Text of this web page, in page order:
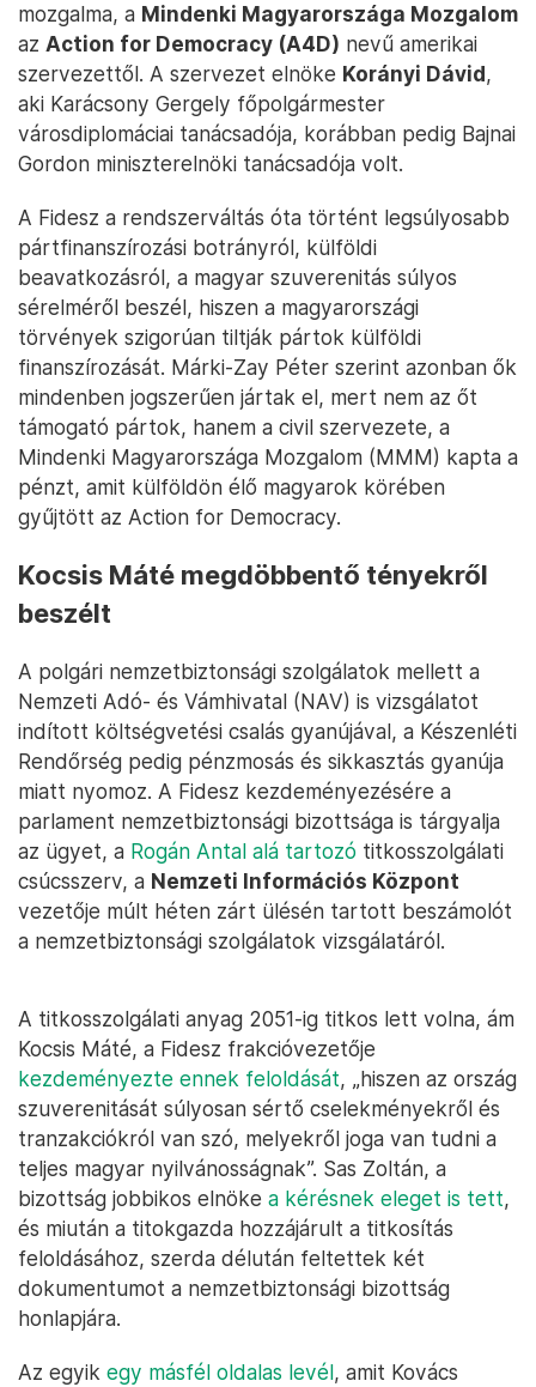
mozgalma, a Mindenki Magyarországa Mozgalom
az Action for Democracy (A4D) nevű amerikai
szervezettől. A szervezet elnöke Korányi Dávid,
aki Karácsony Gergely főpolgármester
városdiplomáciai tanácsadója, korábban pedig Bajnai
Gordon miniszterelnöki tanácsadója volt.
A Fidesz a rendszerváltás óta történt legsúlyosabb
pártfinanszírozási botrányról, külföldi
beavatkozásról, a magyar szuverenitás súlyos
sérelméről beszél, hiszen a magyarországi
törvények szigorúan tiltják pártok külföldi
finanszírozását. Márki-Zay Péter szerint azonban ők
mindenben jogszerűen jártak el, mert nem az őt
támogató pártok, hanem a civil szervezete, a
Mindenki Magyarországa Mozgalom (MMM) kapta a
pénzt, amit külföldön élő magyarok körében
gyűjtött az Action for Democracy.
Kocsis Máté megdöbbentő tényekről
beszélt
A polgári nemzetbiztonsági szolgálatok mellett a
Nemzeti Adó- és Vámhivatal (NAV) is vizsgálatot
indított költségvetési csalás gyanújával, a Készenléti
Rendőrség pedig pénzmosás és sikkasztás gyanúja
miatt nyomoz. A Fidesz kezdeményezésére a
parlament nemzetbiztonsági bizottsága is tárgyalja
az ügyet, a Rogán Antal alá tartozó titkosszolgálati
csúcsszerv, a Nemzeti Információs Központ
vezetője múlt héten zárt ülésén tartott beszámolót
a nemzetbiztonsági szolgálatok vizsgálatáról.
A titkosszolgálati anyag 2051-ig titkos lett volna, ám
Kocsis Máté, a Fidesz frakcióvezetője
kezdeményezte ennek feloldását, „hiszen az ország
szuverenitását súlyosan sértő cselekményekről és
tranzakciókról van szó, melyekről joga van tudni a
teljes magyar nyilvánosságnak”. Sas Zoltán, a
bizottság jobbikos elnöke a kérésnek eleget is tett,
és miután a titokgazda hozzájárult a titkosítás
feloldásához, szerda délután feltettek két
dokumentumot a nemzetbiztonsági bizottság
honlapjára.
Az egyik egy másfél oldalas levél, amit Kovács